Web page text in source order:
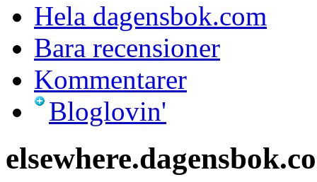
Hela dagensbok.com
Bara recensioner
Kommentarer
Bloglovin'